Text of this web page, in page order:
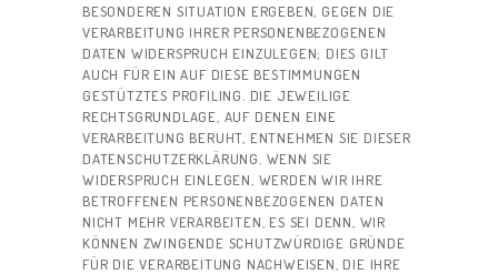
BESONDEREN SITUATION ERGEBEN, GEGEN DIE
VERARBEITUNG IHRER PERSONENBEZOGENEN
DATEN WIDERSPRUCH EINZULEGEN; DIES GILT
AUCH FÜR EIN AUF DIESE BESTIMMUNGEN
GESTÜTZTES PROFILING. DIE JEWEILIGE
RECHTSGRUNDLAGE, AUF DENEN EINE
VERARBEITUNG BERUHT, ENTNEHMEN SIE DIESER
DATENSCHUTZERKLÄRUNG. WENN SIE
WIDERSPRUCH EINLEGEN, WERDEN WIR IHRE
BETROFFENEN PERSONENBEZOGENEN DATEN
NICHT MEHR VERARBEITEN, ES SEI DENN, WIR
KÖNNEN ZWINGENDE SCHUTZWÜRDIGE GRÜNDE
FÜR DIE VERARBEITUNG NACHWEISEN, DIE IHRE